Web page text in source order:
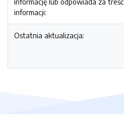
informacji:
Ostatnia aktualizacja: